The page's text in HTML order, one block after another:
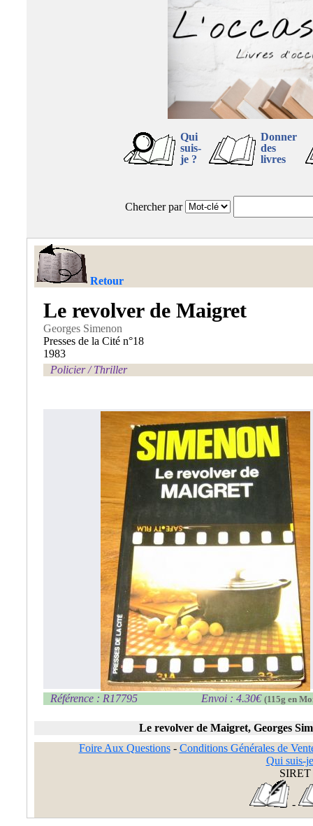
Qui
suis-
je ?
Donner
des
livres
Chercher par
Retour
Le revolver de Maigret
Georges Simenon
Presses de la Cité n°18
1983
Policier / Thriller
Référence : R17795 Envoi : 4.30€ (115g en
Le revolver de Maigret, Georges
Foire Aux Questions- Conditions Générales de
Qui suis-
SIRET
-